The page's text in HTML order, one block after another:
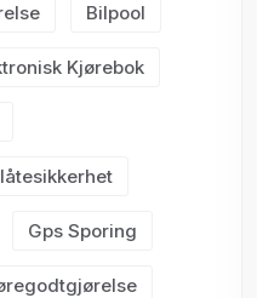
Bilpool
Kjørebok
Gps Sporing